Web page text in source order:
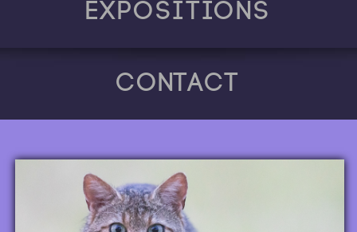
Expositions
Contact